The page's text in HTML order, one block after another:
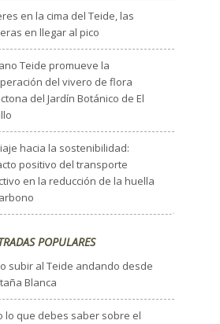
en la cima del Teide, las
en llegar al pico
Teide promueve la
del vivero de flora
del Jardín Botánico de El
hacia la sostenibilidad:
positivo del transporte
en la reducción de la huella
POPULARES
subir al Teide andando desde
Blanca
lo que debes saber sobre el